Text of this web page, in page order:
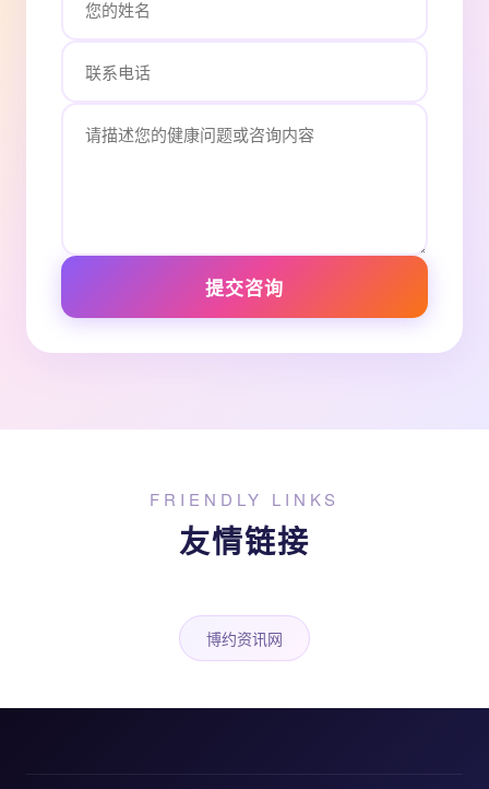
提交咨询
FRIENDLY LINKS
友情链接
博约资讯网